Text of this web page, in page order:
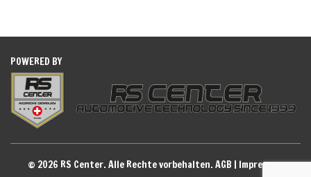
POWERED BY
© 2026 RS Center. Alle Rechte vorbehalten. AGB | Impressum